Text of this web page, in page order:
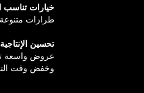
خيارات تناسب
طرازات
تحسين الإنتاجية
عروض واسعة
وخفض وقت